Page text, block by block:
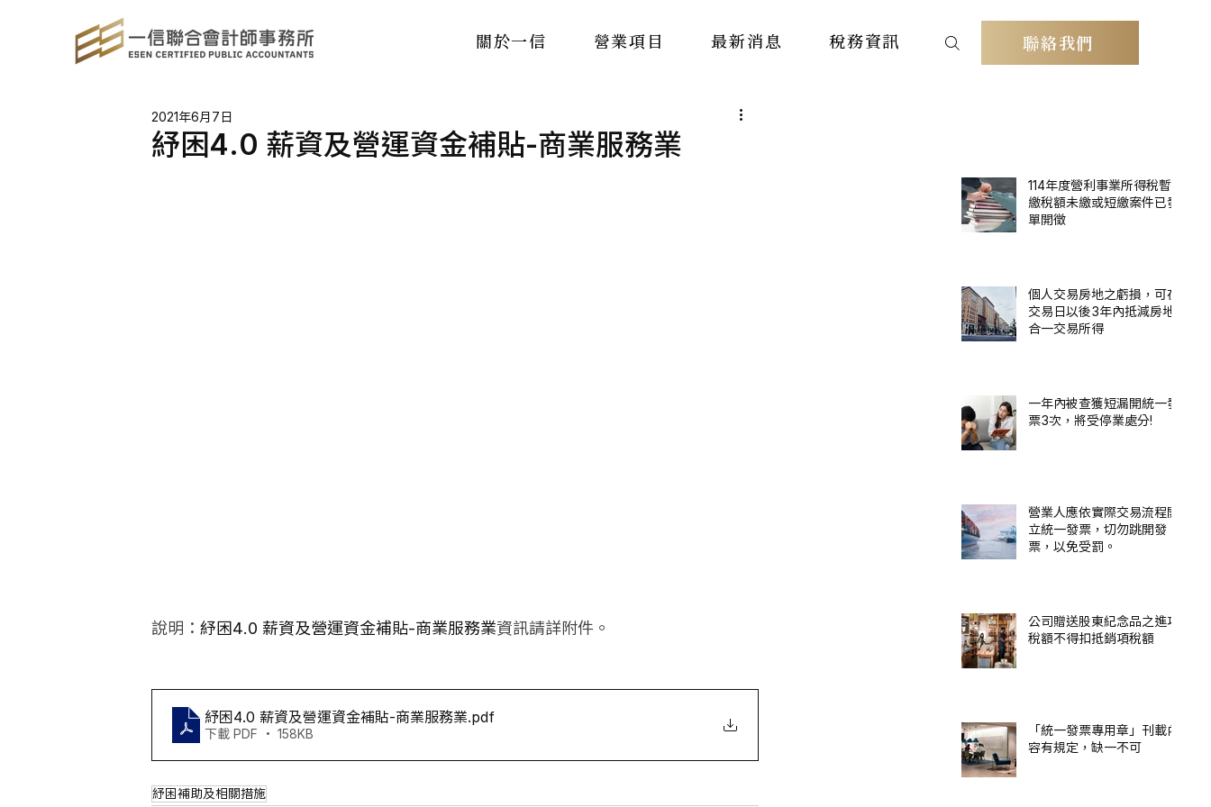
關於一信 營業項目 最新消息 稅務資訊 聯絡我們
紓困4.0 薪資及營運資金補貼-商業服務業
2021年6月7日
說明： 紓困4.0 薪資及營運資金補貼-商業服務業資訊請詳附件。
紓困4.0 薪資及營運資金補貼-商業服務業.pdf
下載 PDF • 158KB
紓困補助及相關措施
114年度營利事業所得稅暫
繳稅額未繳或短繳案件已發
單開徵
個人交易房地之虧損，可在
交易日以後3年內抵減房地
合一交易所得
一年內被查獲短漏開統一發
票3次，將受停業處分!
營業人應依實際交易流程開
立統一發票，切勿跳開發
票，以免受罰。
公司贈送股東紀念品之進項
稅額不得扣抵銷項稅額
「統一發票專用章」刊載內
容有規定，缺一不可